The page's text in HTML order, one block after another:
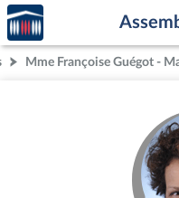
Aller au contenu
Aller en bas de la page
Accèder
à la
page
d'accueil